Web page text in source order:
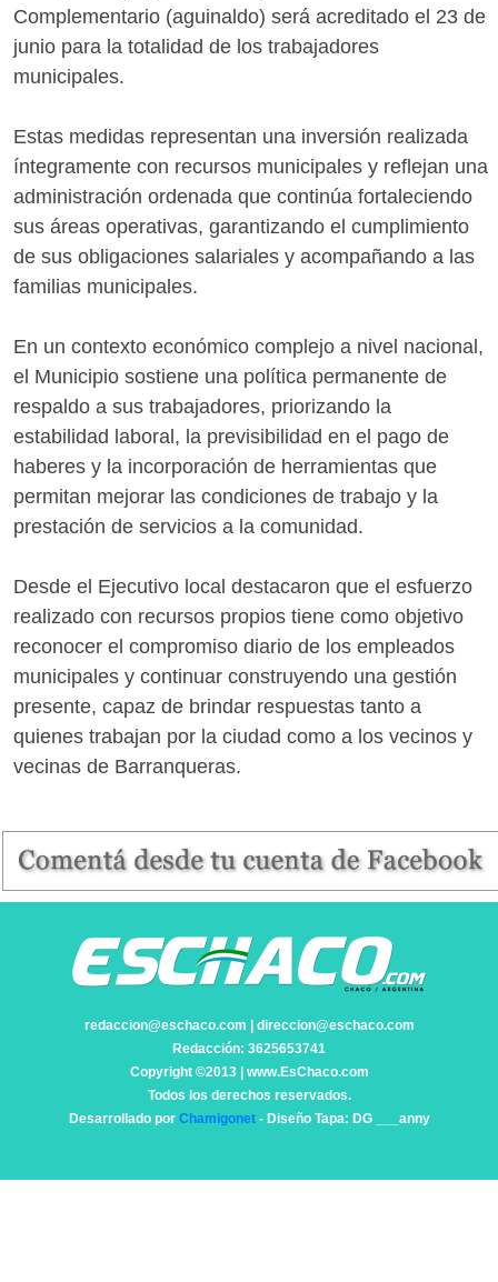
Complementario (aguinaldo) será acreditado el 23 de
junio para la totalidad de los trabajadores
municipales.
Estas medidas representan una inversión realizada
íntegramente con recursos municipales y reflejan una
administración ordenada que continúa fortaleciendo
sus áreas operativas, garantizando el cumplimiento
de sus obligaciones salariales y acompañando a las
familias municipales.
En un contexto económico complejo a nivel nacional,
el Municipio sostiene una política permanente de
respaldo a sus trabajadores, priorizando la
estabilidad laboral, la previsibilidad en el pago de
haberes y la incorporación de herramientas que
permitan mejorar las condiciones de trabajo y la
prestación de servicios a la comunidad.
Desde el Ejecutivo local destacaron que el esfuerzo
realizado con recursos propios tiene como objetivo
reconocer el compromiso diario de los empleados
municipales y continuar construyendo una gestión
presente, capaz de brindar respuestas tanto a
quienes trabajan por la ciudad como a los vecinos y
vecinas de Barranqueras.
redaccion@eschaco.com | direccion@eschaco.com
Redacción: 3625653741
Copyright ©2013 | www.EsChaco.com
Todos los derechos reservados.
Desarrollado por Chamigonet- Diseño Tapa: DG ___anny